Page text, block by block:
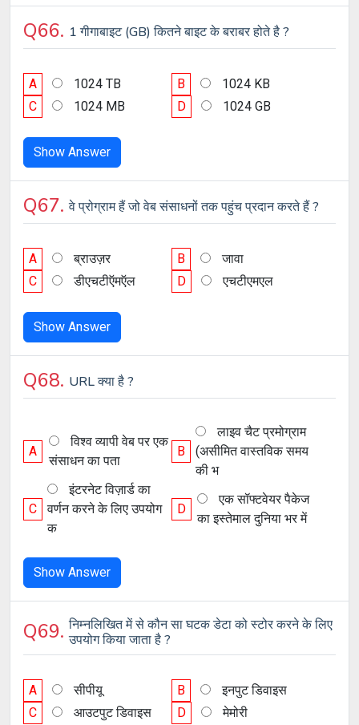
Q66. 1 गीगाबाइट (GB) कितने बाइट के बराबर होते है ?
A 1024 TB B
1024 KB
C
1024 MB D 1024 GB
Show Answer
Q67.वे प्रोग्राम हैं जो वेब संसाधनों तक पहुंच प्रदान करते हैं ?
A ब्राउज़र B
जावा
C
डीएचटीऍमऍल D एचटीएमएल
Show Answer
Q68. URL क्या है ?
A
विश्व व्यापी वेब पर एक
संसाधन का पता
B
लाइव चैट प्रमोग्राम
(असीमित वास्तविक समय
की भ
C
इंटरनेट विज़ार्ड का
वर्णन करने के लिए उपयोग
क
D
एक सॉफ्टवेयर पैकेज
का इस्तेमाल दुनिया भर में
Show Answer
Q69.निम्नलिखित में से कौन सा घटक डेटा को स्टोर करने के लिए
उपयोग किया जाता है ?
A सीपीयू B
इनपुट डिवाइस
C
आउटपुट डिवाइस D मेमोरी